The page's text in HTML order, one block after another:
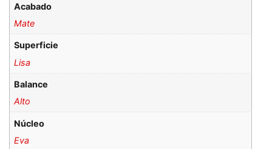
Acabado
Mate
Superficie
Lisa
Balance
Alto
Núcleo
Eva